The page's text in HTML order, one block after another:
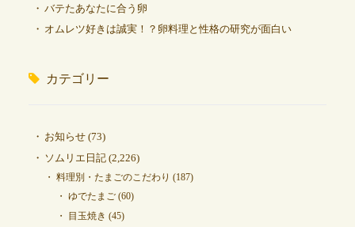
バテたあなたに合う卵
オムレツ好きは誠実！？卵料理と性格の研究が面白い
カテゴリー
お知らせ(73)
ソムリエ日記(2,226)
料理別・たまごのこだわり (187)
ゆでたまご(60)
目玉焼き (45)